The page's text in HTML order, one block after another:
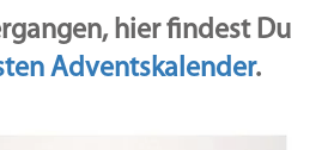
hier findest Du
Adventskalender.